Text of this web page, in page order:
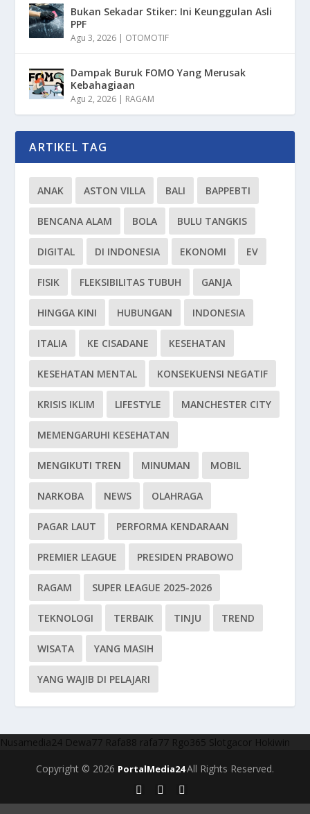
Bukan Sekadar Stiker: Ini Keunggulan Asli
PPF
Agu 3, 2026 | OTOMOTIF
Dampak Buruk FOMO Yang Merusak
Kebahagiaan
Agu 2, 2026 | RAGAM
ARTIKEL TAG
ANAK ASTON VILLA BALI BAPPEBTI
BENCANA ALAM BOLA BULU TANGKIS
DIGITAL DI INDONESIA EKONOMI EV
FISIK FLEKSIBILITAS TUBUH GANJA
HINGGA KINI HUBUNGAN INDONESIA
ITALIA KE CISADANE KESEHATAN
KESEHATAN MENTAL KONSEKUENSI NEGATIF
KRISIS IKLIM LIFESTYLE MANCHESTER CITY
MEMENGARUHI KESEHATAN
MENGIKUTI TREN MINUMAN MOBIL
NARKOBA NEWS OLAHRAGA
PAGAR LAUT PERFORMA KENDARAAN
PREMIER LEAGUE PRESIDEN PRABOWO
RAGAM SUPER LEAGUE 2025-2026
TEKNOLOGI TERBAIK TINJU TREND
WISATA YANG MASIH
YANG WAJIB DI PELAJARI
Nusamedia24 Dewa77 Rafa88 rafa77 Rgo365 Slotgacor Hokiwin
Copyright © 2026 PortalMedia24All Rights Reserved.